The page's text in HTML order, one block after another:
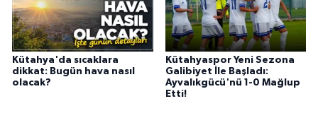
Kütahya'da sıcaklara
dikkat: Bugün hava nasıl
olacak?
Kütahyaspor Yeni Sezona
Galibiyet İle Başladı:
Ayvalıkgücü'nü 1-0 Mağlup
Etti!